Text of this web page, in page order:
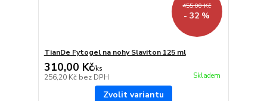
455,00 Kč
- 32 %
TianDe Fytogel na nohy Slaviton 125 ml
310,00 Kč/ks
256,20 Kč bez DPH Skladem
Zvolit variantu